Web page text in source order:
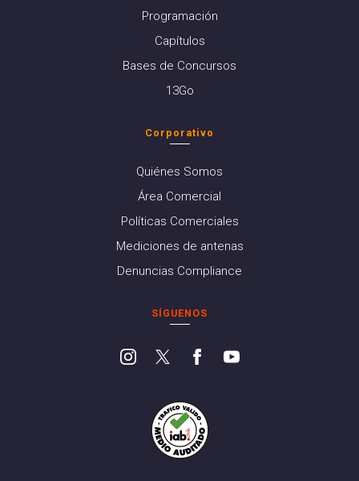
Programación
Capítulos
Bases de Concursos
13Go
Corporativo
Quiénes Somos
Área Comercial
Políticas Comerciales
Mediciones de antenas
Denuncias Compliance
SÍGUENOS